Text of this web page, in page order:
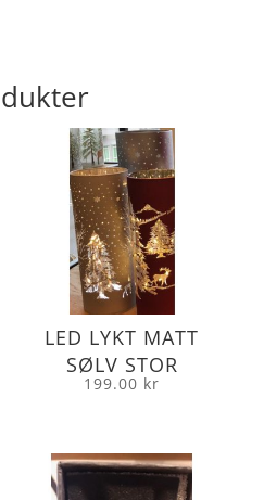
LED LYKT MATT
SØLV STOR
199.00 kr